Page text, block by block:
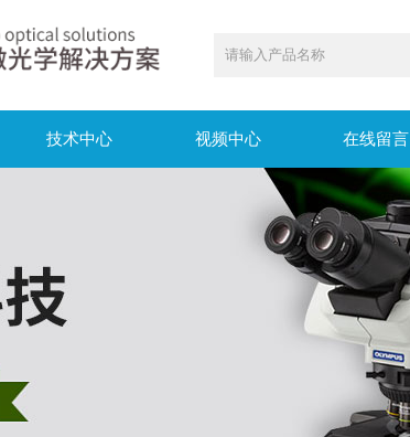
技术中心 视频中心 在线留言